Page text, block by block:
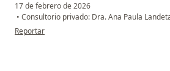
17 de febrero de 2026
• Consultorio privado: Dra. Ana Paula
en opinión del usuario Paola
Reportar